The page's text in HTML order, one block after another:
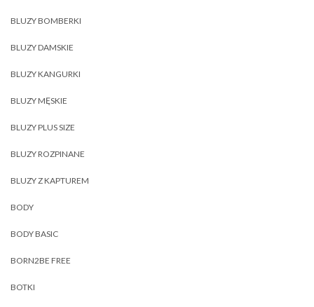
BLUZY BOMBERKI
BLUZY DAMSKIE
BLUZY KANGURKI
BLUZY MĘSKIE
BLUZY PLUS SIZE
BLUZY ROZPINANE
BLUZY Z KAPTUREM
BODY
BODY BASIC
BORN2BE FREE
BOTKI